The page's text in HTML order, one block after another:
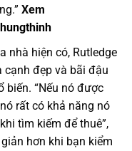
Xem
nhà hiện có, Rutledge
cạnh đẹp và bãi đậu
biến. “Nếu nó được
rất có khả năng nó
tìm kiếm để thuê”,
hơn khi bạn kiểm